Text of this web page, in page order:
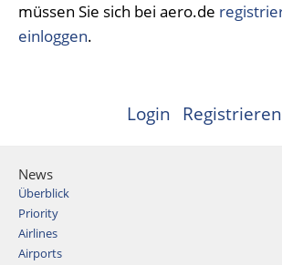
müssen Sie sich bei aero.de
einloggen.
Login Registrieren
News
Überblick
Priority
Airlines
Airports